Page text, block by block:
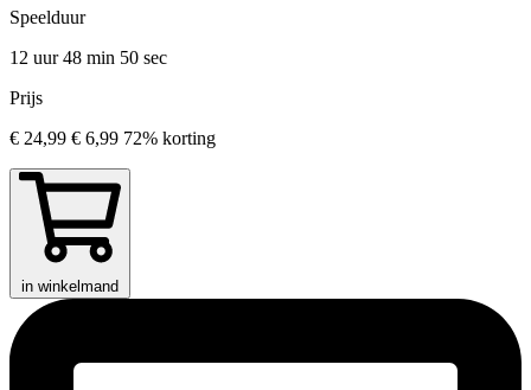
Speelduur
12 uur 48 min 50 sec
Prijs
€ 24,99 € 6,99 72% korting
in winkelmand